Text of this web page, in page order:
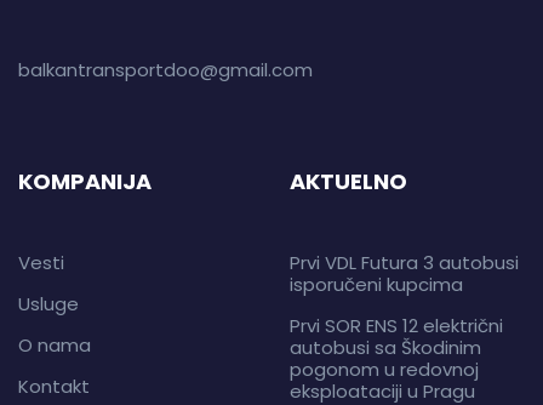
balkantransportdoo@gmail.com
KOMPANIJA
Vesti
Usluge
O nama
Kontakt
AKTUELNO
Prvi VDL Futura 3 autobusi
isporučeni kupcima
Prvi SOR ENS 12 električni
autobusi sa Škodinim
pogonom u redovnoj
eksploataciji u Pragu